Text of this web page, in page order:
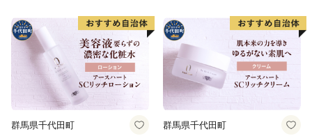
群馬県千代田町 群馬県千代田町